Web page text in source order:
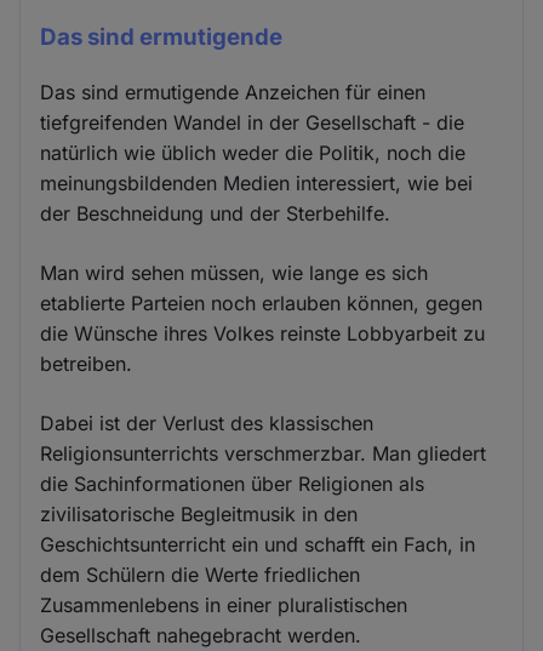
Das sind ermutigende
Das sind ermutigende Anzeichen für einen
tiefgreifenden Wandel in der Gesellschaft - die
natürlich wie üblich weder die Politik, noch die
meinungsbildenden Medien interessiert, wie bei
der Beschneidung und der Sterbehilfe.
Man wird sehen müssen, wie lange es sich
etablierte Parteien noch erlauben können, gegen
die Wünsche ihres Volkes reinste Lobbyarbeit zu
betreiben.
Dabei ist der Verlust des klassischen
Religionsunterrichts verschmerzbar. Man gliedert
die Sachinformationen über Religionen als
zivilisatorische Begleitmusik in den
Geschichtsunterricht ein und schafft ein Fach, in
dem Schülern die Werte friedlichen
Zusammenlebens in einer pluralistischen
Gesellschaft nahegebracht werden.